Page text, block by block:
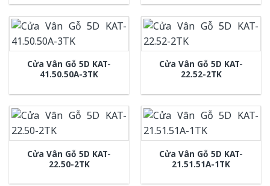
Cửa Vân Gỗ 5D KAT-
41.50.50A-3TK
Cửa Vân Gỗ 5D KAT-
22.52-2TK
Cửa Vân Gỗ 5D KAT-
22.50-2TK
Cửa Vân Gỗ 5D KAT-
21.51.51A-1TK